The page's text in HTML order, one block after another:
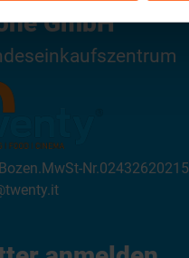
GmbH
Bozen.MwSt-Nr.02432620215